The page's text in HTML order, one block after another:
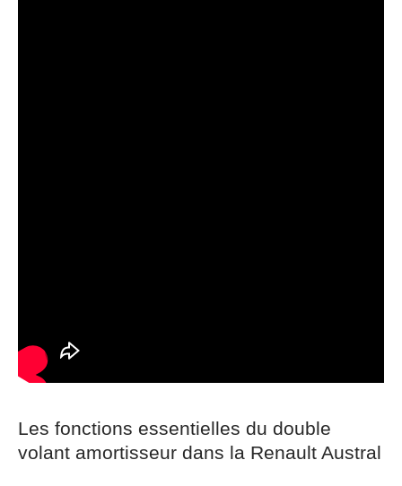
Les fonctions essentielles du double
volant amortisseur dans la Renault Austral